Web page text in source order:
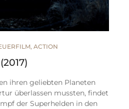
, ACTION
ihren geliebten Planeten
überlassen mussten, findet
der Superhelden in den